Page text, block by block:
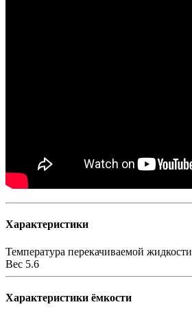
Характеристики
Температура перекачиваемой жидкости
Вес 5.6
Характеристики ёмкости